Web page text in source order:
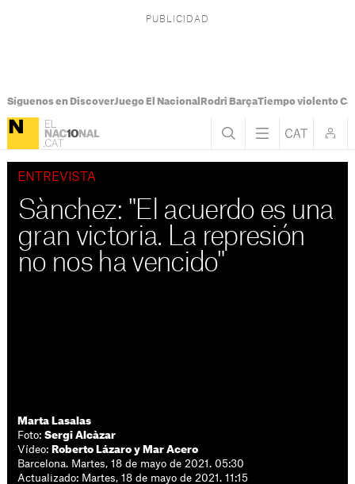
Síguenos en DiscoverJuego El Nacional Rodri BarçaTiempo violento
ENTREVISTA
Sànchez: "El acuerdo es una
gran victoria. La represión
no nos ha vencido"
Marta Lasalas
Foto:Sergi Alcàzar
Vídeo: Roberto Lázaro y Mar Acero
Barcelona. Martes, 18 de mayo de 2021. 05:30
Actualizado: Martes, 18 de mayo de 2021. 11:15